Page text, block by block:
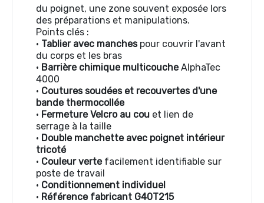
du poignet, une zone souvent exposée lors
des préparations et manipulations.
Points clés :
• Tablier avec manchespour couvrir l'avant
du corps et les bras
• Barrière chimique multicoucheAlphaTec
4000
• Coutures soudées et recouvertes d'une
bande thermocollée
• Fermeture Velcro au cou et lien de
serrage à la taille
• Double manchette avec poignet intérieur
tricoté
• Couleur vertefacilement identifiable sur
poste de travail
• Conditionnement individuel
• Référence fabricant G40T215